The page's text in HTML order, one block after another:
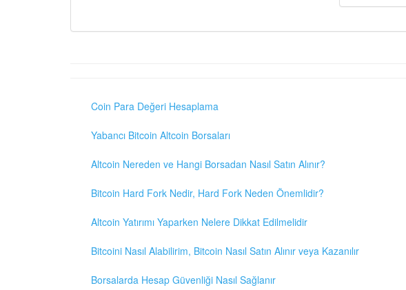
Coin Para Değeri Hesaplama
Yabancı Bitcoin Altcoin Borsaları
Altcoin Nereden ve Hangi Borsadan Nasıl Satın Alınır?
Bitcoin Hard Fork Nedir, Hard Fork Neden Önemlidir?
Altcoin Yatırımı Yaparken Nelere Dikkat Edilmelidir
Bitcoini Nasıl Alabilirim, Bitcoin Nasıl Satın Alınır veya Kazanılır
Borsalarda Hesap Güvenliği Nasıl Sağlanır